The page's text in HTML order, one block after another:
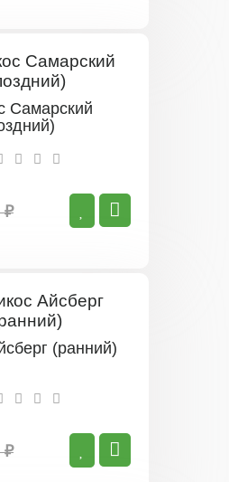
Самарский
₽
(ранний)
₽